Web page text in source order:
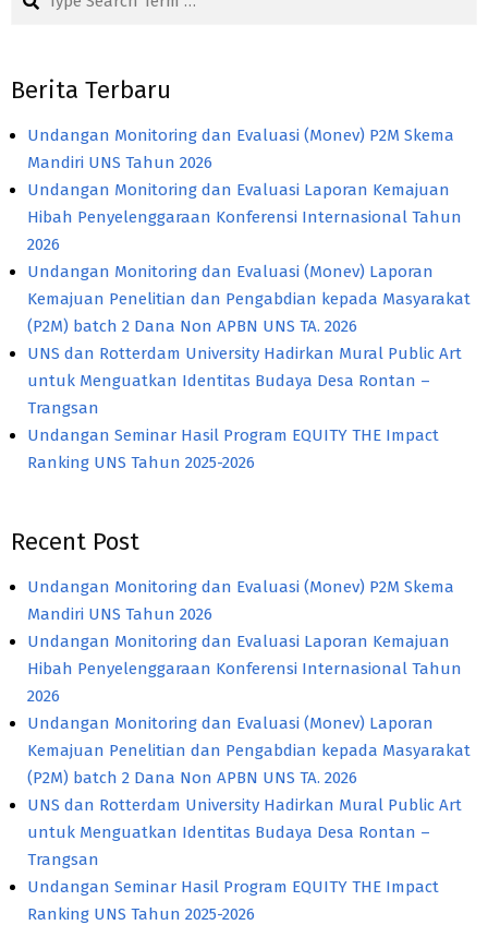
Berita Terbaru
Undangan Monitoring dan Evaluasi (Monev) P2M Skema
Mandiri UNS Tahun 2026
Undangan Monitoring dan Evaluasi Laporan Kemajuan
Hibah Penyelenggaraan Konferensi Internasional Tahun
2026
Undangan Monitoring dan Evaluasi (Monev) Laporan
Kemajuan Penelitian dan Pengabdian kepada Masyarakat
(P2M) batch 2 Dana Non APBN UNS TA. 2026
UNS dan Rotterdam University Hadirkan Mural Public Art
untuk Menguatkan Identitas Budaya Desa Rontan –
Trangsan
Undangan Seminar Hasil Program EQUITY THE Impact
Ranking UNS Tahun 2025-2026
Recent Post
Undangan Monitoring dan Evaluasi (Monev) P2M Skema
Mandiri UNS Tahun 2026
Undangan Monitoring dan Evaluasi Laporan Kemajuan
Hibah Penyelenggaraan Konferensi Internasional Tahun
2026
Undangan Monitoring dan Evaluasi (Monev) Laporan
Kemajuan Penelitian dan Pengabdian kepada Masyarakat
(P2M) batch 2 Dana Non APBN UNS TA. 2026
UNS dan Rotterdam University Hadirkan Mural Public Art
untuk Menguatkan Identitas Budaya Desa Rontan –
Trangsan
Undangan Seminar Hasil Program EQUITY THE Impact
Ranking UNS Tahun 2025-2026